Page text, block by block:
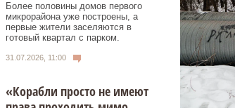
Более половины домов первого
микрорайона уже построены, а
первые жители заселяются в
готовый квартал с парком.
31.07.2026, 11:00
«Корабли просто не имеют